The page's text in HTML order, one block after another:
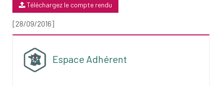
Téléchargez le compte rendu
[28/09/2016]
Espace Adhérent